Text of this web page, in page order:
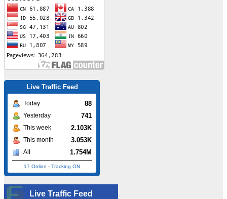
Live Traffic Feed
Today 88
Yesterday 741
This week 2.103K
This month 3.053K
All 1.754M
17 Online - Tracking ON
Live Traffic Feed